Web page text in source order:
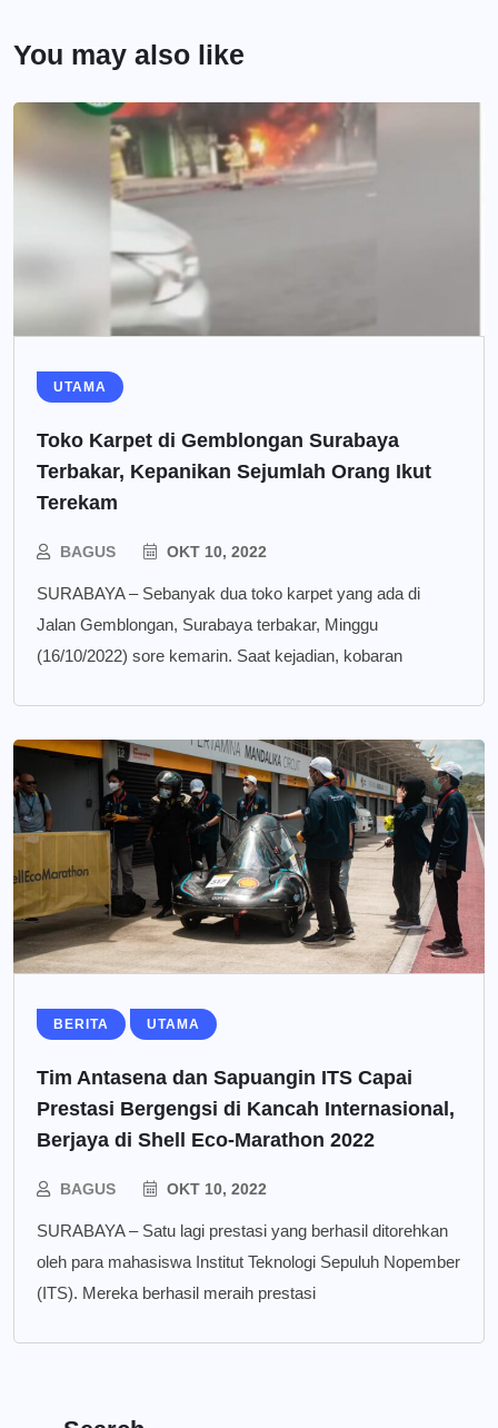
You may also like
UTAMA
Toko Karpet di Gemblongan Surabaya
Terbakar, Kepanikan Sejumlah Orang Ikut
Terekam
BAGUS OKT 10, 2022
SURABAYA – Sebanyak dua toko karpet yang ada di
Jalan Gemblongan, Surabaya terbakar, Minggu
(16/10/2022) sore kemarin. Saat kejadian, kobaran
BERITA UTAMA
Tim Antasena dan Sapuangin ITS Capai
Prestasi Bergengsi di Kancah Internasional,
Berjaya di Shell Eco-Marathon 2022
BAGUS OKT 10, 2022
SURABAYA – Satu lagi prestasi yang berhasil ditorehkan
oleh para mahasiswa Institut Teknologi Sepuluh Nopember
(ITS). Mereka berhasil meraih prestasi